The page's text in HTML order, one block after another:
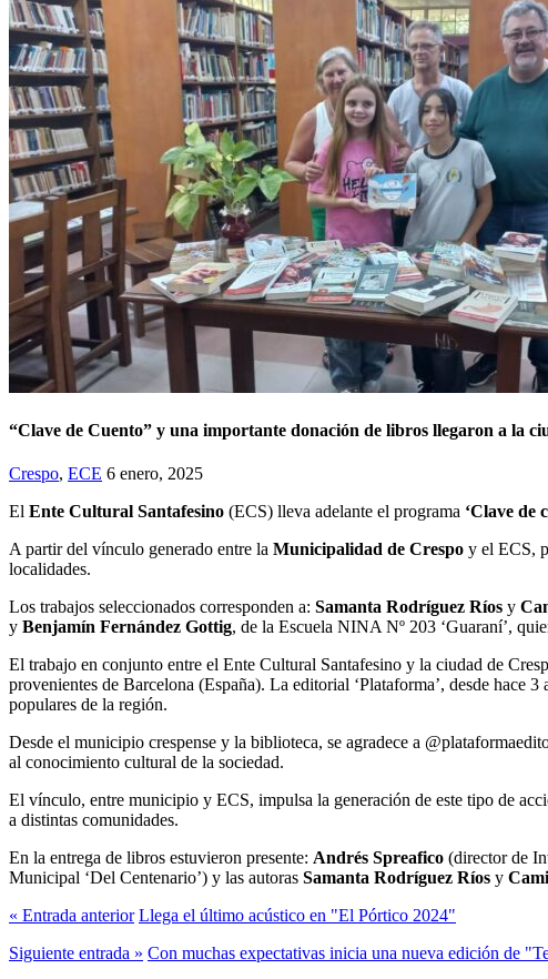
“Clave de Cuento” y una importante donación de libros llegaron a la
Crespo, ECE 6 enero, 2025
El Ente Cultural Santafesino (ECS) lleva adelante el programa ‘Clave de
A partir del vínculo generado entre la Municipalidad de Crespo y el ECS,
localidades.
Los trabajos seleccionados corresponden a: Samanta Rodríguez Ríos y
y Benjamín Fernández Gottig, de la Escuela NINA Nº 203 ‘Guaraní’,
El trabajo en conjunto entre el Ente Cultural Santafesino y la ciudad de
provenientes de Barcelona (España). La editorial ‘Plataforma’, desde hace
populares de la región.
Desde el municipio crespense y la biblioteca, se agradece a
al conocimiento cultural de la sociedad.
El vínculo, entre municipio y ECS, impulsa la generación de este tipo de
a distintas comunidades.
En la entrega de libros estuvieron presente: Andrés Spreafico (director de
Municipal ‘Del Centenario’) y las autoras Samanta Rodríguez Ríos y
« Entrada anterior Llega el último acústico en "El Pórtico 2024"
Siguiente entrada » Con muchas expectativas inicia una nueva edición de